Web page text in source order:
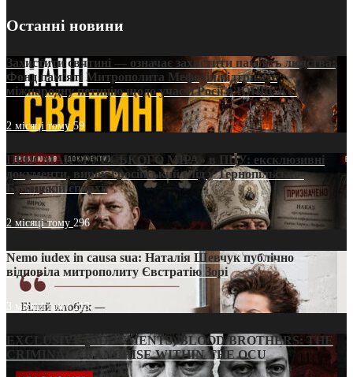
Останні новини
Захистити святині — означає захистити пам’ять людства:
Фонд пам’яті Митрополита Мефодія підтримує
міжнародну петицію щодо участі Росії в ЮНЕСКО
2 місяці тому59
ПРИСМАК «РУССЬКОГО МІРА» в ПЦУ: ексклюзивні
документи, вирок і російський слід у Тернопільсько-
Бучацькій єпархії
2 місяці тому 296
Nemo iudex in causa sua: Наталія Шевчук публічно
відповіла митрополиту Євстратію Зорі
3 місяці тому213
EXCLUSIVE (DOCUMENTS)/BLOOD BROTHERS: THE
CRIMINAL FRANCHISE WITHIN THE OCU